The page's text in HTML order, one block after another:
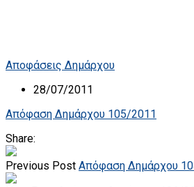
Αποφάσεις Δημάρχου
28/07/2011
Απόφαση Δημάρχου 105/2011
Share:
Previous Post Απόφαση Δημάρχου